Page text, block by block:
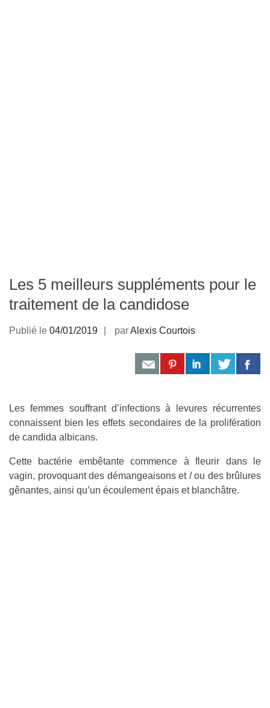
Les 5 meilleurs suppléments pour le
traitement de la candidose
Publié le 04/01/2019 parAlexis Courtois
Les femmes souffrant d’infections à levures récurrentes
connaissent bien les effets secondaires de la prolifération
de candida albicans.
Cette bactérie embêtante commence à fleurir dans le
vagin, provoquant des démangeaisons et / ou des brûlures
gênantes, ainsi qu’un écoulement épais et blanchâtre.